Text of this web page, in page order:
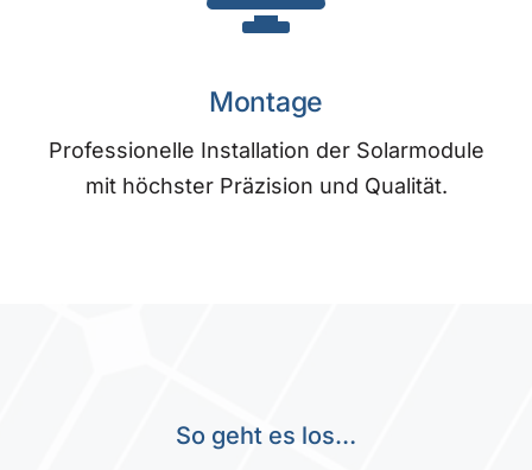
Montage
Professionelle Installation der Solarmodule
mit höchster Präzision und Qualität.
So geht es los…